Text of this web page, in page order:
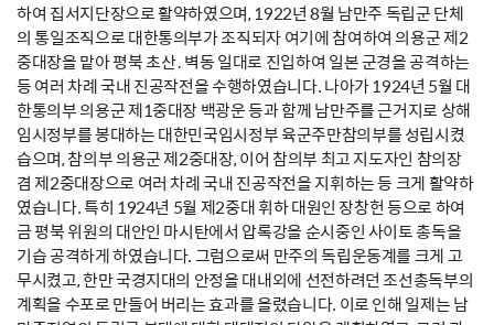
하여 집서지단장으로 활약하였으며, 1922년 8월 남만주 독립군 단체
의 통일조직으로 대한통의부가 조직되자 여기에 참여하여 의용군 제2
중대장을 맡아 평북 초산․벽동 일대로 진입하여 일본 군경을 공격하는
등 여러 차례 국내 진공작전을 수행하였습니다. 나아가 1924년 5월 대
한통의부 의용군 제1중대장 백광운 등과 함께 남만주를 근거지로 상해
임시정부를 봉대하는 대한민국임시정부 육군주만참의부를 성립시켰
습으며, 참의부 의용군 제2중대장, 이어 참의부 최고 지도자인 참의장
겸 제2중대장으로 여러 차례 국내 진공작전을 지휘하는 등 크게 활약하
였습니다. 특히 1924년 5월 제2중대 휘하 대원인 장창헌 등으로 하여
금 평북 위원의 대안인 마시탄에서 압록강을 순시중인 사이토 총독을
기습 공격하게 하였습니다. 그럼으로써 만주의 독립운동계를 크게 고
무시켰고, 한만 국경지대의 안정을 대내외에 선전하려던 조선총독부의
계획을 수포로 만들어 버리는 효과를 올렸습니다. 이로 인해 일제는 남